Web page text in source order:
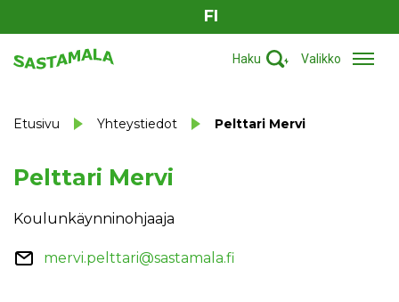
FI
Haku Valikko
Etusivu Yhteystiedot Pelttari Mervi
Pelttari Mervi
Koulunkäynninohjaaja
mervi.pelttari@sastamala.fi